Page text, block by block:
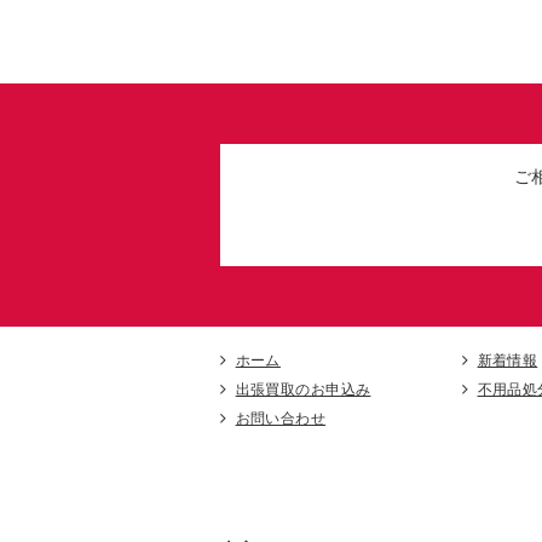
ご
ホーム
新着情報
出張買取のお申込み
不用品処
お問い合わせ